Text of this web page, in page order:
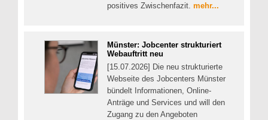
positives Zwischenfazit. mehr...
Münster: Jobcenter strukturiert
Webauftritt neu
[15.07.2026] Die neu strukturierte
Webseite des Jobcenters Münster
bündelt Informationen, Online-
Anträge und Services und will den
Zugang zu den Angeboten